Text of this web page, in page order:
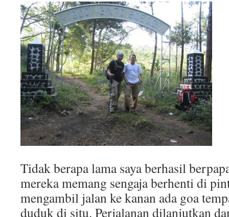
Tidak berapa lama saya berhasil
mereka memang sengaja berhenti di
mengambil jalan ke kanan ada goa
duduk di situ. Perjalanan dilanjutkan